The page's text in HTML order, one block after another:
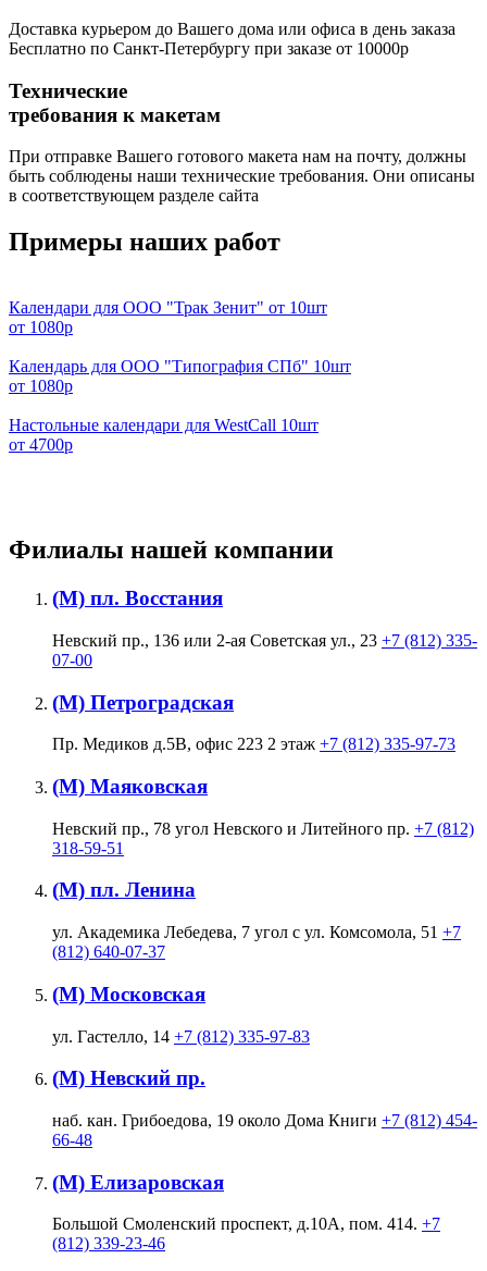
Доставка курьером до Вашего дома или офиса в день заказа
Бесплатно по Санкт-Петербургу при заказе от 10000р
Технические
требования к макетам
При отправке Вашего готового макета нам на почту, должны
быть соблюдены наши технические требования. Они описаны
в соответствующем разделе сайта
Примеры наших работ
Календари для ООО "Трак Зенит" от 10шт
от 1080р
Календарь для ООО "Типография СПб" 10шт
от 1080р
Настольные календари для WestCall 10шт
от 4700р
Филиалы нашей компании
(М) пл. Восстания
Невский пр., 136 или 2-ая Советская ул., 23 +7 (812) 335-
07-00
(М) Петроградская
Пр. Медиков д.5В, офис 223 2 этаж +7 (812) 335-97-73
(М) Маяковская
Невский пр., 78 угол Невского и Литейного пр. +7 (812)
318-59-51
(М) пл. Ленина
ул. Академика Лебедева, 7 угол с ул. Комсомола, 51 +7
(812) 640-07-37
(М) Московская
ул. Гастелло, 14 +7 (812) 335-97-83
(М) Невский пр.
наб. кан. Грибоедова, 19 около Дома Книги +7 (812) 454-
66-48
(М) Елизаровская
Большой Смоленский проспект, д.10А, пом. 414. +7
(812) 339-23-46